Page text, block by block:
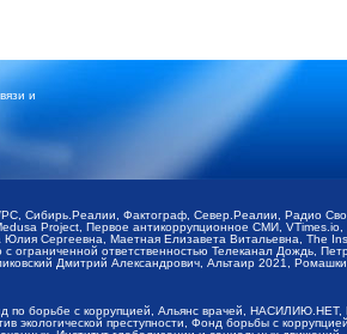
и
Сибирь.Реалии, Фактограф, Север.Реалии, Радио
Project, Первое антикоррупционное СМИ,
Сергеевна, Маетная Елизавета Витальевна, The
ответственностью Телеканал Дождь,
Дмитрий Александрович, Альтаир 2021,
по борьбе с коррупцией, Альянс врачей,
преступности, Фонд борьбы с